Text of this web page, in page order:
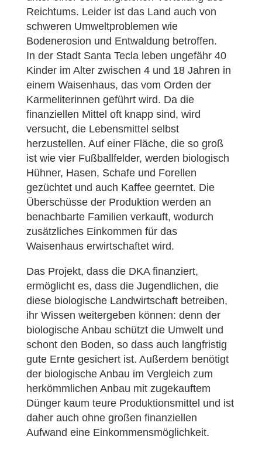
Reichtums. Leider ist das Land auch von
schweren Umweltproblemen wie
Bodenerosion und Entwaldung betroffen.
In der Stadt Santa Tecla leben ungefähr 40
Kinder im Alter zwischen 4 und 18 Jahren in
einem Waisenhaus, das vom Orden der
Karmeliterinnen geführt wird. Da die
finanziellen Mittel oft knapp sind, wird
versucht, die Lebensmittel selbst
herzustellen. Auf einer Fläche, die so groß
ist wie vier Fußballfelder, werden biologisch
Hühner, Hasen, Schafe und Forellen
gezüchtet und auch Kaffee geerntet. Die
Überschüsse der Produktion werden an
benachbarte Familien verkauft, wodurch
zusätzliches Einkommen für das
Waisenhaus erwirtschaftet wird.
Das Projekt, dass die DKA finanziert,
ermöglicht es, dass die Jugendlichen, die
diese biologische Landwirtschaft betreiben,
ihr Wissen weitergeben können: denn der
biologische Anbau schützt die Umwelt und
schont den Boden, so dass auch langfristig
gute Ernte gesichert ist. Außerdem benötigt
der biologische Anbau im Vergleich zum
herkömmlichen Anbau mit zugekauftem
Dünger kaum teure Produktionsmittel und ist
daher auch ohne großen finanziellen
Aufwand eine Einkommensmöglichkeit.